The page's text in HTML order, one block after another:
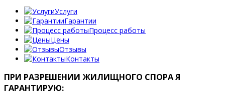
Услуги
Гарантии
Процесс работы
Цены
Отзывы
Контакты
ПРИ РАЗРЕШЕНИИ ЖИЛИЩНОГО СПОРА Я
ГАРАНТИРУЮ: